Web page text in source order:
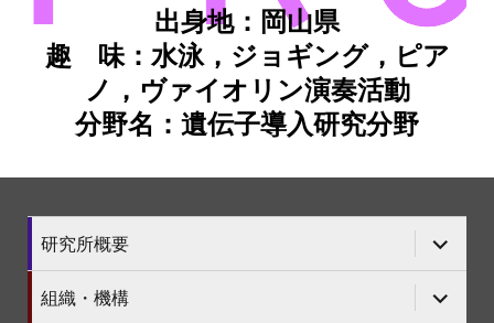
出身地：岡山県
趣 味：水泳，ジョギング，ピア
ノ，ヴァイオリン演奏活動
分野名：遺伝子導入研究分野
研究所概要
ブ
メ
ニ
ュ
組織・機構
ブ